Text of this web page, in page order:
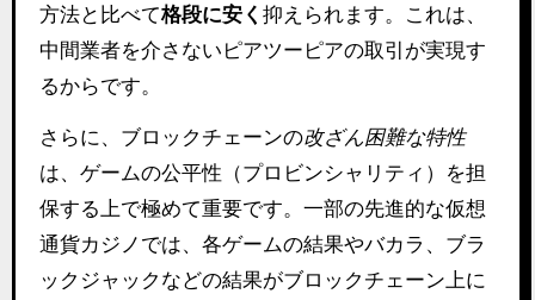
方法と比べて格段に安く 抑えられます。これは、
中間業者を介さないピアツーピアの取引が実現す
るからです。
さらに、ブロックチェーンの改ざん困難な特性
は、ゲームの公平性（プロビンシャリティ）を担
保する上で極めて重要です。一部の先進的な仮想
通貨カジノでは、各ゲームの結果やバカラ、ブラ
ックジャックなどの結果がブロックチェーン上に